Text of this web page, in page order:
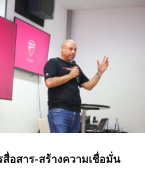
อสาร-สร้างความเชื่อมั่น